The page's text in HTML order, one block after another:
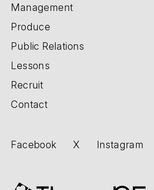
Management
Produce
Public Relations
Lessons
Recruit
Contact
Facebook X Instagram